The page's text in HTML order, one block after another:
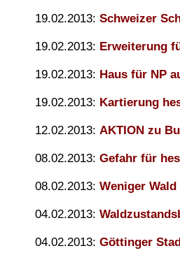
19.02.2013: Schweizer
19.02.2013: Erweiterung
19.02.2013: Haus für NP
19.02.2013: Kartierung
12.02.2013: AKTION zu
08.02.2013: Gefahr für
08.02.2013: Weniger
04.02.2013:
04.02.2013: Göttinger